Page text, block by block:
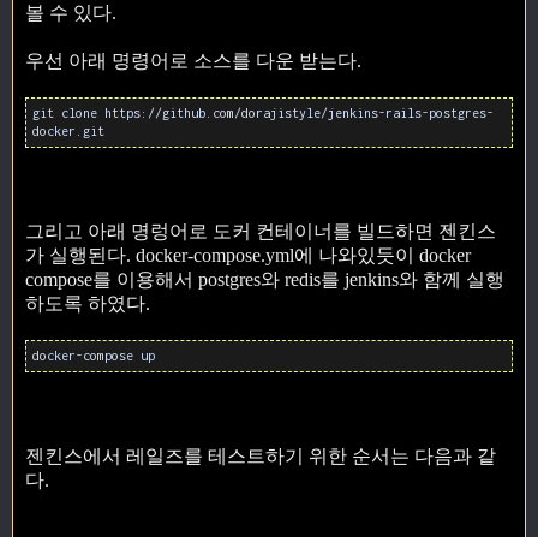
볼 수 있다.
우선 아래 명령어로 소스를 다운 받는다.
git clone https://github.com/dorajistyle/jenkins-rails-postgres-
docker.git
그리고 아래 명렁어로 도커 컨테이너를 빌드하면 젠킨스
가 실행된다. docker-compose.yml에 나와있듯이 docker
compose를 이용해서 postgres와 redis를 jenkins와 함께 실행
하도록 하였다.
docker-compose up
젠킨스에서 레일즈를 테스트하기 위한 순서는 다음과 같
다.